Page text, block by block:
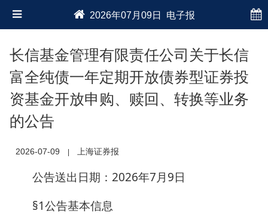
2026年07月09日 电子报
长信基金管理有限责任公司关于长信
富全纯债一年定期开放债券型证券投
资基金开放申购、赎回、转换等业务
的公告
2026-07-09 上海证券报
公告送出日期：2026年7月9日
§1公告基本信息